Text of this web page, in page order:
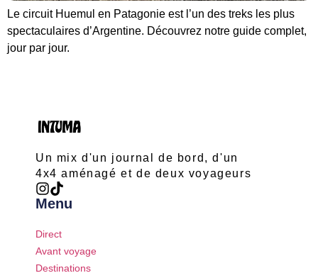
Le circuit Huemul en Patagonie est l’un des treks les plus
spectaculaires d’Argentine. Découvrez notre guide complet,
jour par jour.
Un mix d'un journal de bord, d'un
4x4 aménagé et de deux voyageurs
Menu
Direct
Avant voyage
Destinations